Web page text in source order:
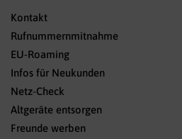
Kontakt
Rufnummernmitnahme
EU-Roaming
Infos für Neukunden
Netz-Check
Altgeräte entsorgen
Freunde werben